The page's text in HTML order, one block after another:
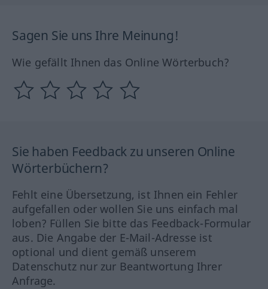
Sagen Sie uns Ihre Meinung!
Wie gefällt Ihnen das Online Wörterbuch?
Sie haben Feedback zu unseren Online
Wörterbüchern?
Fehlt eine Übersetzung, ist Ihnen ein Fehler
aufgefallen oder wollen Sie uns einfach mal
loben? Füllen Sie bitte das Feedback-Formular
aus. Die Angabe der E-Mail-Adresse ist
optional und dient gemäß unserem
Datenschutz nur zur Beantwortung Ihrer
Anfrage.